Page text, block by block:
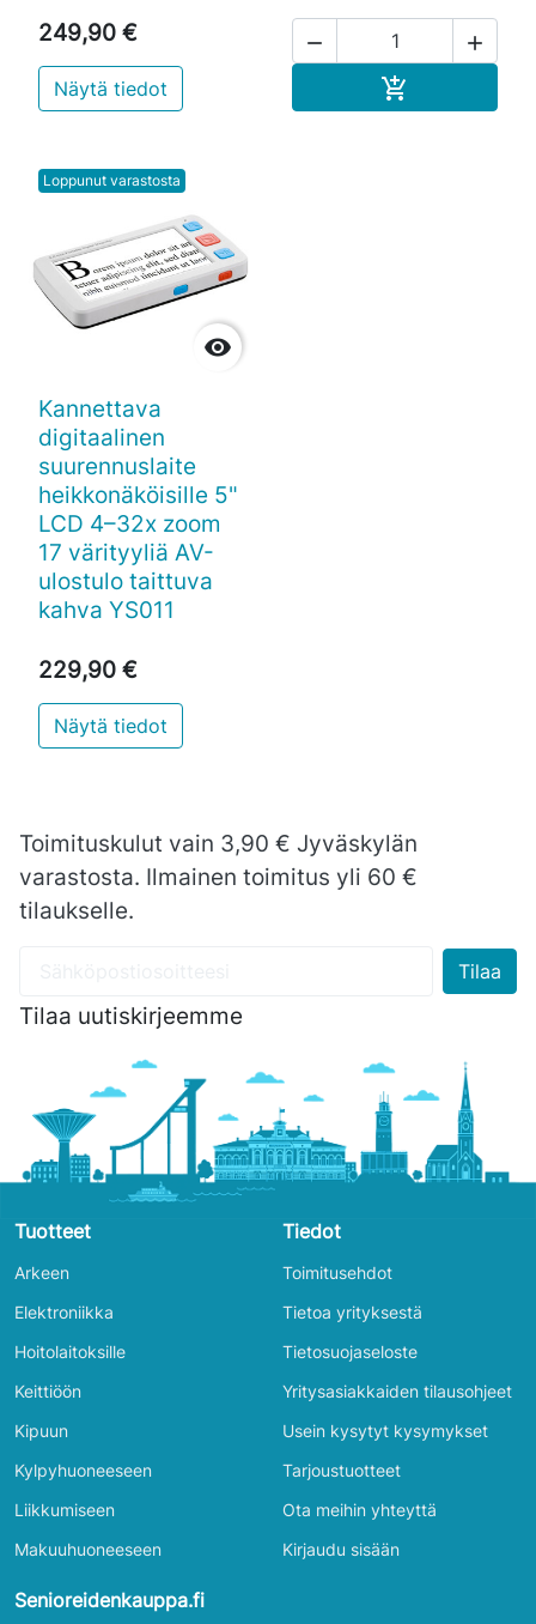
249,90 €
Näytä tiedot
 

Loppunut varastosta

Kannettava
digitaalinen
suurennuslaite
heikkonäköisille 5"
LCD 4–32x zoom
17 värityyliä AV-
ulostulo taittuva
kahva YS011
229,90 €
Näytä tiedot
Toimituskulut vain 3,90 € Jyväskylän
varastosta. Ilmainen toimitus yli 60 €
tilaukselle.
Tilaa uutiskirjeemme
Tuotteet
Arkeen
Elektroniikka
Hoitolaitoksille
Keittiöön
Kipuun
Kylpyhuoneeseen
Liikkumiseen
Makuuhuoneeseen
Tiedot
Toimitusehdot
Tietoa yrityksestä
Tietosuojaseloste
Yritysasiakkaiden tilausohjeet
Usein kysytyt kysymykset
Tarjoustuotteet
Ota meihin yhteyttä
Kirjaudu sisään
Senioreidenkauppa.fi